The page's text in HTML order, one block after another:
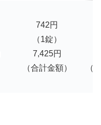
742円
（1錠）
7,425円
（合計金額）
（